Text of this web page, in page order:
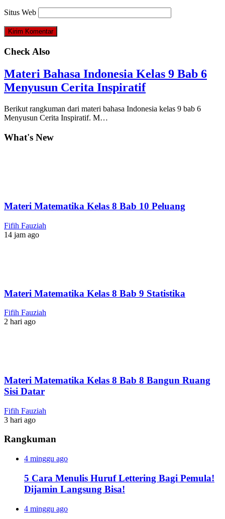
Situs Web
Check Also
Materi Bahasa Indonesia Kelas 9 Bab 6
Menyusun Cerita Inspiratif
Berikut rangkuman dari materi bahasa Indonesia kelas 9 bab 6
Menyusun Cerita Inspiratif. M…
What's New
Materi Matematika Kelas 8 Bab 10 Peluang
Fifih Fauziah
14 jam ago
Materi Matematika Kelas 8 Bab 9 Statistika
Fifih Fauziah
2 hari ago
Materi Matematika Kelas 8 Bab 8 Bangun Ruang
Sisi Datar
Fifih Fauziah
3 hari ago
Rangkuman
4 minggu ago
5 Cara Menulis Huruf Lettering Bagi Pemula!
Dijamin Langsung Bisa!
4 minggu ago